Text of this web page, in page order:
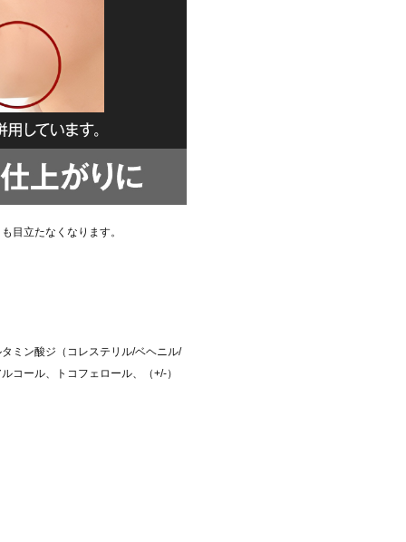
目立たなくなります。
ミン酸ジ（コレステリル/ベヘニル/
コール、トコフェロール、（+/-）